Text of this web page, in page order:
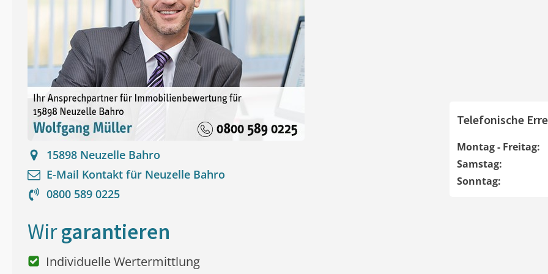
15898 Neuzelle Bahro
E-Mail Kontakt für Neuzelle Bahro
0800 589 0225
Telefonische
Montag - Freitag:
Samstag:
Sonntag:
Wirgarantieren
Individuelle Wertermittlung